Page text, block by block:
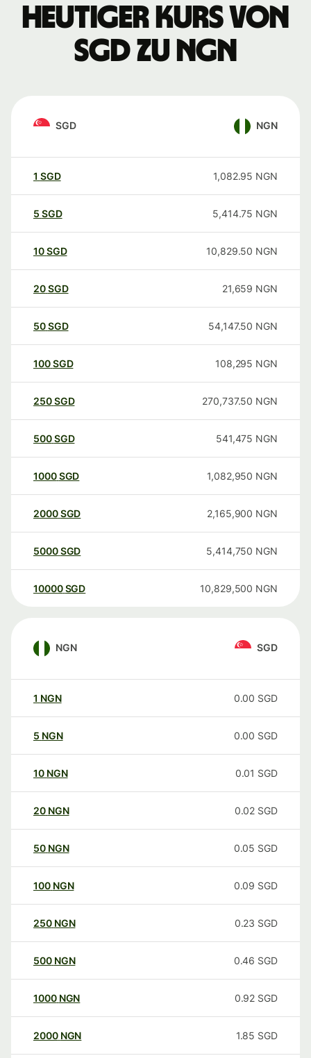
Heutiger Kurs von
SGD zu NGN
SGD NGN
1 SGD 1,082.95 NGN
5 SGD 5,414.75 NGN
10SGD 10,829.50 NGN
20SGD 21,659 NGN
50SGD 54,147.50 NGN
100SGD 108,295 NGN
250SGD 270,737.50 NGN
500SGD 541,475 NGN
1000SGD 1,082,950 NGN
2000SGD 2,165,900 NGN
5000SGD 5,414,750 NGN
10000 SGD 10,829,500 NGN
NGN SGD
1 NGN 0.00 SGD
5 NGN 0.00 SGD
10 NGN 0.01 SGD
20 NGN 0.02 SGD
50 NGN 0.05 SGD
100 NGN 0.09 SGD
250 NGN 0.23 SGD
500 NGN 0.46 SGD
1000 NGN 0.92 SGD
2000 NGN 1.85 SGD